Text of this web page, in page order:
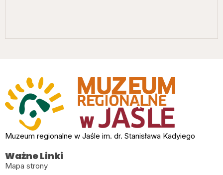
Muzeum regionalne w Jaśle im. dr. Stanisława Kadyiego
Ważne Linki
Mapa strony